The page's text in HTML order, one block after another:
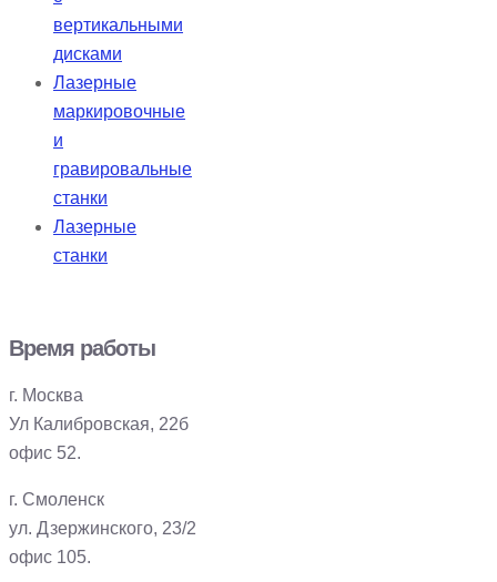
вертикальными
дисками
Лазерные
маркировочные
и
гравировальные
станки
Лазерные
станки
Время работы
г. Москва
Ул Калибровская, 22б
офис 52.
г. Смоленск
ул. Дзержинского, 23/2
офис 105.